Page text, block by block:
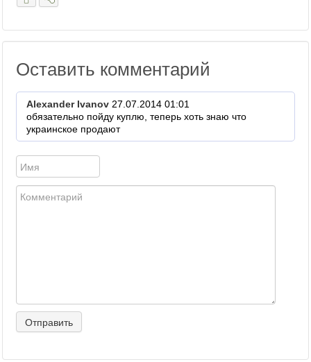
Оставить комментарий
Alexander Ivanov 27.07.2014 01:01
обязательно пойду куплю, теперь хоть знаю что
украинское продают